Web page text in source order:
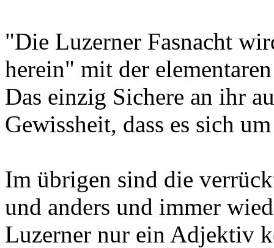
"Die Luzerner Fasnacht
herein" mit der
Das einzig Sichere an ihr
Gewissheit, dass es sich
Im übrigen sind die
und anders und immer
Luzerner nur ein Adjektiv